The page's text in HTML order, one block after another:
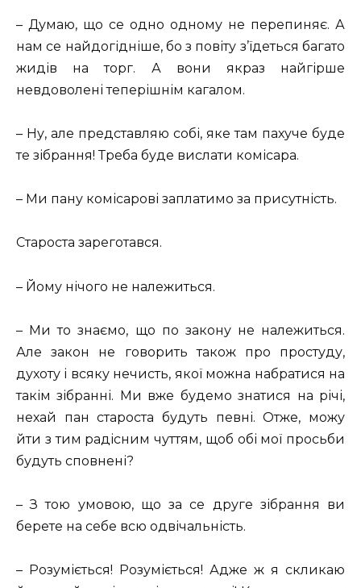
– Думаю, що се одно одному не перепиняє. А
нам се найдогідніше, бо з повіту з’їдеться багато
жидів на торг. А вони якраз найгірше
невдоволені теперішнім кагалом.
– Ну, але представляю собі, яке там пахуче буде
те зібрання! Треба буде вислати комісара.
– Ми пану комісарові заплатимо за присутність.
Староста зареготався.
– Йому нічого не належиться.
– Ми то знаємо, що по закону не належиться.
Але закон не говорить також про простуду,
духоту і всяку нечисть, якої можна набратися на
такім зібранні. Ми вже будемо знатися на річі,
нехай пан староста будуть певні. Отже, можу
йти з тим радісним чуттям, щоб обі мої просьби
будуть сповнені?
– З тою умовою, що за се друге зібрання ви
берете на себе всю одвічальність.
– Розуміється! Розуміється! Адже ж я скликаю